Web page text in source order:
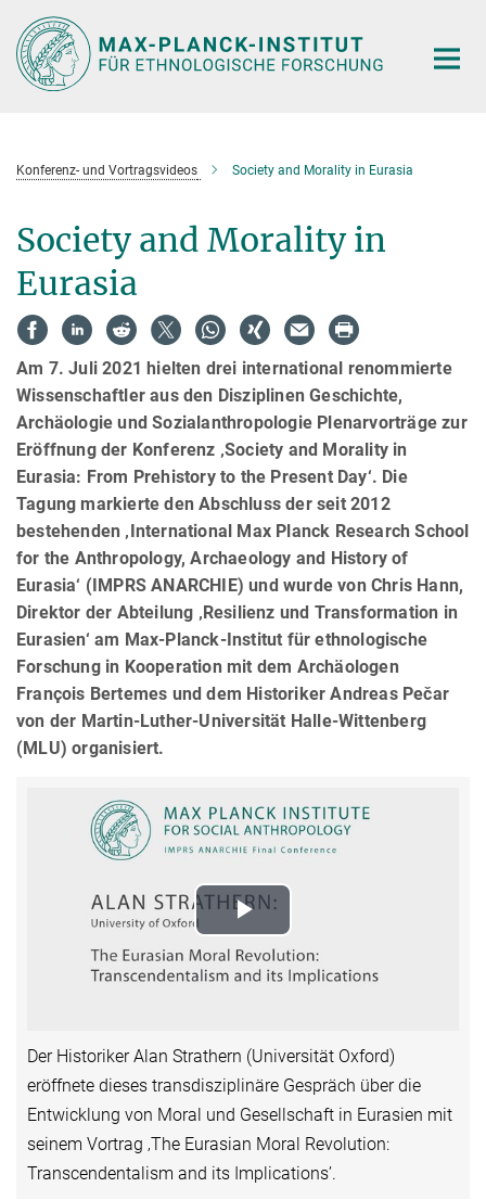
Hauptinhalt
Konferenz- und Vortragsvideos Society and Morality in Eurasia
Society and Morality in
Eurasia
Am 7. Juli 2021 hielten drei international renommierte
Wissenschaftler aus den Disziplinen Geschichte,
Archäologie und Sozialanthropologie Plenarvorträge zur
Eröffnung der Konferenz ‚Society and Morality in
Eurasia: From Prehistory to the Present Day‘. Die
Tagung markierte den Abschluss der seit 2012
bestehenden ‚International Max Planck Research School
for the Anthropology, Archaeology and History of
Eurasia‘ (IMPRS ANARCHIE) und wurde von Chris Hann,
Direktor der Abteilung ‚Resilienz und Transformation in
Eurasien‘ am Max-Planck-Institut für ethnologische
Forschung in Kooperation mit dem Archäologen
Franҫois Bertemes und dem Historiker Andreas Pečar
von der Martin-Luther-Universität Halle-Wittenberg
(MLU) organisiert.
Play
Video
Der Historiker Alan Strathern (Universität Oxford)
eröffnete dieses transdisziplinäre Gespräch über die
Entwicklung von Moral und Gesellschaft in Eurasien mit
seinem Vortrag ‚The Eurasian Moral Revolution:
Transcendentalism and its Implications’.